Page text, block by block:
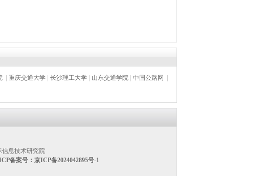
重庆交通大学 长沙理工大学 山东交通学院 中国公路网
息技术研究院
备案号： 京ICP备2024042895号-1